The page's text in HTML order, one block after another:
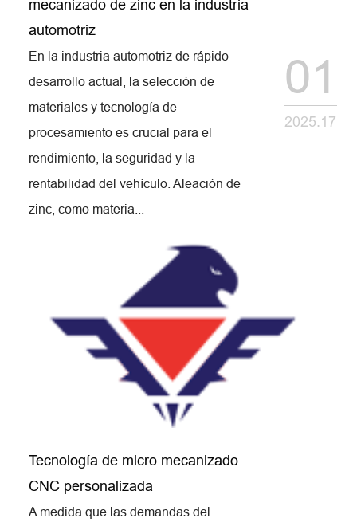
mecanizado de zinc en la industria
automotriz
En la industria automotriz de rápido
desarrollo actual, la selección de
materiales y tecnología de
procesamiento es crucial para el
rendimiento, la seguridad y la
rentabilidad del vehículo. Aleación de
zinc, como materia...
01
2025.17
Tecnología de micro mecanizado
CNC personalizada
A medida que las demandas del